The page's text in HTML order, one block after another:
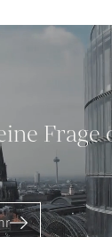
Frage